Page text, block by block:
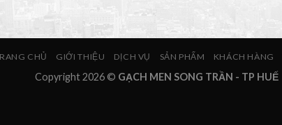
CHỦ GIỚI THIỆU DỊCH VỤ SẢN PHẨM KHÁCH HÀNG
Copyright 2026 © GẠCH MEN SONG TRẦN - TP HUẾ